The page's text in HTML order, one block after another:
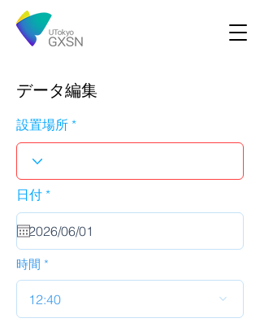
データ編集
設置場所
日付 *r
u
i
d
時間
12:40